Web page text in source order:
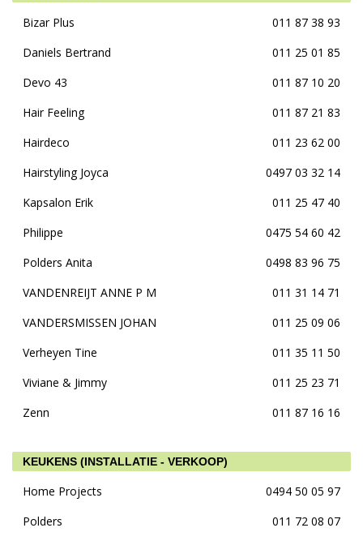
Bizar Plus
011 87 38 93
Daniels Bertrand
011 25 01 85
Devo 43
011 87 10 20
Hair Feeling
011 87 21 83
Hairdeco
011 23 62 00
Hairstyling Joyca
0497 03 32 14
Kapsalon Erik
011 25 47 40
Philippe
0475 54 60 42
Polders Anita
0498 83 96 75
VANDENREIJT ANNE P M
011 31 14 71
VANDERSMISSEN JOHAN
011 25 09 06
Verheyen Tine
011 35 11 50
Viviane & Jimmy
011 25 23 71
Zenn
011 87 16 16
KEUKENS (INSTALLATIE - VERKOOP)
Home Projects
0494 50 05 97
Polders
011 72 08 07